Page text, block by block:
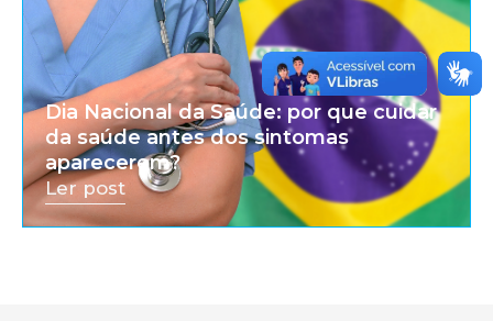
Dia Nacional da Saúde: por que cuidar
da saúde antes dos sintomas
aparecerem?
Ler post